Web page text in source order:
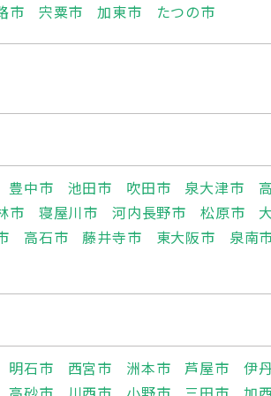
市 宍粟市 加東市 たつの市
豊中市 池田市 吹田市 泉大津市
市
寝屋川市 河内長野市 松原市
高石市 藤井寺市 東大阪市 泉南
明石市 西宮市 洲本市 芦屋市 伊